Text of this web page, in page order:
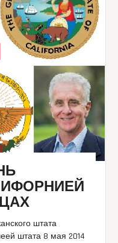
штата
штата 8 мая 2014